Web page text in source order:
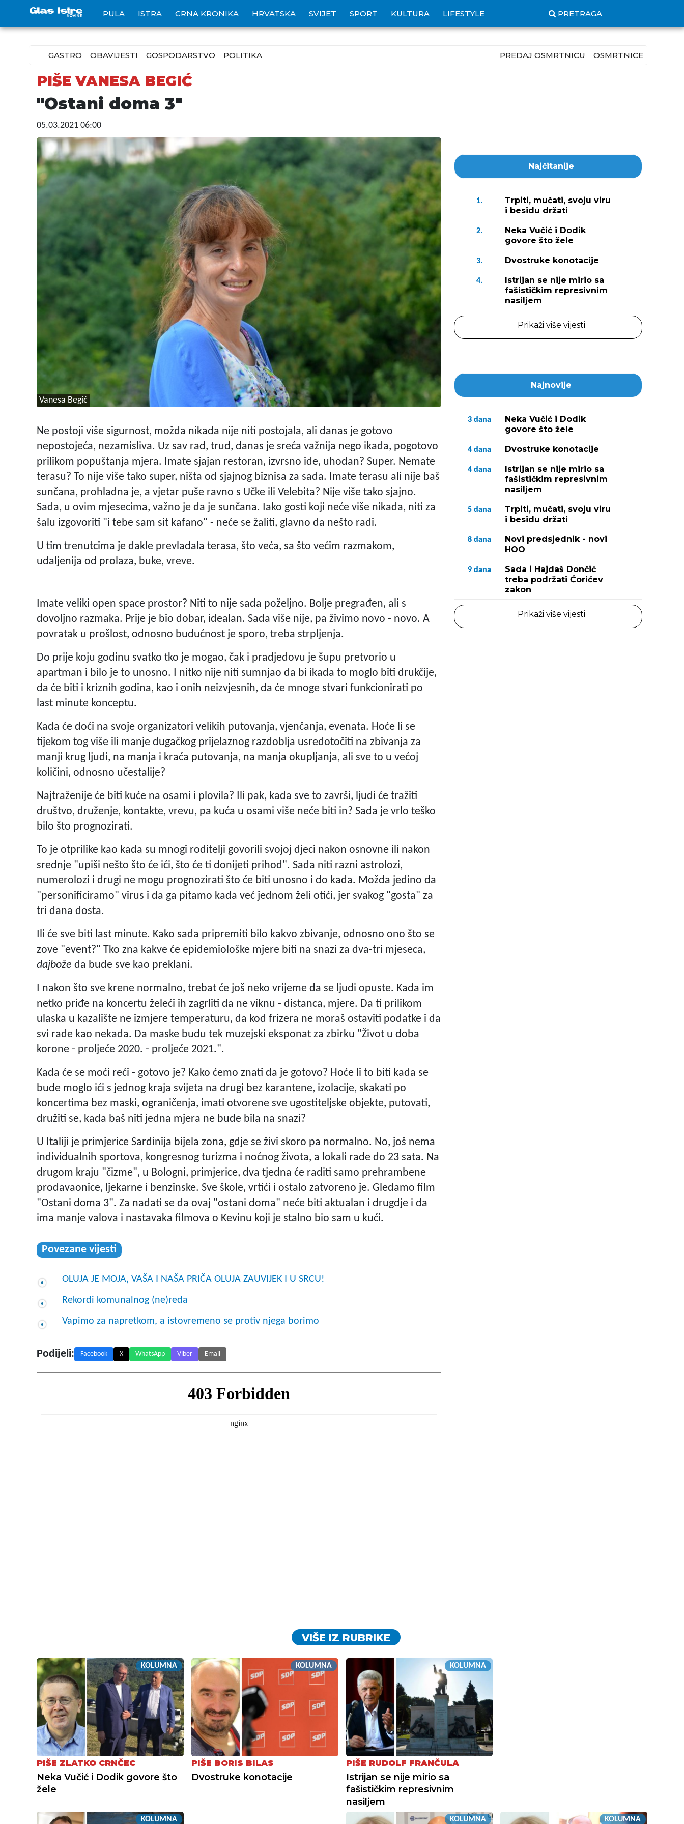
PULA ISTRA CRNA KRONIKA HRVATSKA SVIJET SPORT KULTURA LIFESTYLE PRETRAGA
GASTRO OBAVIJESTI GOSPODARSTVO POLITIKA PREDAJ OSMRTNICU OSMRTNICE
PIŠE VANESA BEGIĆ
"Ostani doma 3"
05.03.2021 06:00
Vanesa Begić
Ne postoji više sigurnost, možda nikada nije niti postojala, ali danas je gotovo
nepostojeća, nezamisliva. Uz sav rad, trud, danas je sreća važnija nego ikada, pogotovo
prilikom popuštanja mjera. Imate sjajan restoran, izvrsno ide, uhodan? Super. Nemate
terasu? To nije više tako super, ništa od sjajnog biznisa za sada. Imate terasu ali nije baš
sunčana, prohladna je, a vjetar puše ravno s Učke ili Velebita? Nije više tako sjajno.
Sada, u ovim mjesecima, važno je da je sunčana. Iako gosti koji neće više nikada, niti za
šalu izgovoriti "i tebe sam sit kafano" - neće se žaliti, glavno da nešto radi.
U tim trenutcima je dakle prevladala terasa, što veća, sa što većim razmakom,
udaljenija od prolaza, buke, vreve.
Imate veliki open space prostor? Niti to nije sada poželjno. Bolje pregrađen, ali s
dovoljno razmaka. Prije je bio dobar, idealan. Sada više nije, pa živimo novo - novo. A
povratak u prošlost, odnosno budućnost je sporo, treba strpljenja.
Do prije koju godinu svatko tko je mogao, čak i pradjedovu je šupu pretvorio u
apartman i bilo je to unosno. I nitko nije niti sumnjao da bi ikada to moglo biti drukčije,
da će biti i kriznih godina, kao i onih neizvjesnih, da će mnoge stvari funkcionirati po
last minute konceptu.
Kada će doći na svoje organizatori velikih putovanja, vjenčanja, evenata. Hoće li se
tijekom tog više ili manje dugačkog prijelaznog razdoblja usredotočiti na zbivanja za
manji krug ljudi, na manja i kraća putovanja, na manja okupljanja, ali sve to u većoj
količini, odnosno učestalije?
Najtraženije će biti kuće na osami i plovila? Ili pak, kada sve to završi, ljudi će tražiti
društvo, druženje, kontakte, vrevu, pa kuća u osami više neće biti in? Sada je vrlo teško
bilo što prognozirati.
To je otprilike kao kada su mnogi roditelji govorili svojoj djeci nakon osnovne ili nakon
srednje "upiši nešto što će ići, što će ti donijeti prihod". Sada niti razni astrolozi,
numerolozi i drugi ne mogu prognozirati što će biti unosno i do kada. Možda jedino da
"personificiramo" virus i da ga pitamo kada već jednom želi otići, jer svakog "gosta" za
tri dana dosta.
Ili će sve biti last minute. Kako sada pripremiti bilo kakvo zbivanje, odnosno ono što se
zove "event?" Tko zna kakve će epidemiološke mjere biti na snazi za dva-tri mjeseca,
dajbože da bude sve kao preklani.
I nakon što sve krene normalno, trebat će još neko vrijeme da se ljudi opuste. Kada im
netko priđe na koncertu želeći ih zagrliti da ne viknu - distanca, mjere. Da ti prilikom
ulaska u kazalište ne izmjere temperaturu, da kod frizera ne moraš ostaviti podatke i da
svi rade kao nekada. Da maske budu tek muzejski eksponat za zbirku "Život u doba
korone - proljeće 2020. - proljeće 2021.".
Kada će se moći reći - gotovo je? Kako ćemo znati da je gotovo? Hoće li to biti kada se
bude moglo ići s jednog kraja svijeta na drugi bez karantene, izolacije, skakati po
koncertima bez maski, ograničenja, imati otvorene sve ugostiteljske objekte, putovati,
družiti se, kada baš niti jedna mjera ne bude bila na snazi?
U Italiji je primjerice Sardinija bijela zona, gdje se živi skoro pa normalno. No, još nema
individualnih sportova, kongresnog turizma i noćnog života, a lokali rade do 23 sata. Na
drugom kraju "čizme", u Bologni, primjerice, dva tjedna će raditi samo prehrambene
prodavaonice, ljekarne i benzinske. Sve škole, vrtići i ostalo zatvoreno je. Gledamo film
"Ostani doma 3". Za nadati se da ovaj "ostani doma" neće biti aktualan i drugdje i da
ima manje valova i nastavaka filmova o Kevinu koji je stalno bio sam u kući.
Povezane vijesti
OLUJA JE MOJA, VAŠA I NAŠA PRIČA OLUJA ZAUVIJEK I U SRCU!
Rekordi komunalnog (ne)reda
Vapimo za napretkom, a istovremeno se protiv njega borimo
Podijeli: Facebook X WhatsApp Viber Email
Najčitanije
1.
Trpiti, mučati, svoju viru
i besidu držati
2.
Neka Vučić i Dodik
govore što žele
3. Dvostruke konotacije
4.
Istrijan se nije mirio sa
fašističkim represivnim
nasiljem
Prikaži više vijesti
Najnovije
3 dana
Neka Vučić i Dodik
govore što žele
4 dana Dvostruke konotacije
4 dana
Istrijan se nije mirio sa
fašističkim represivnim
nasiljem
5 dana
Trpiti, mučati, svoju viru
i besidu držati
8 dana
Novi predsjednik - novi
HOO
9 dana
Sada i Hajdaš Dončić
treba podržati Ćorićev
zakon
Prikaži više vijesti
VIŠE IZ RUBRIKE
KOLUMNA
PIŠE ZLATKO CRNČEC
Neka Vučić i Dodik govore što
žele
KOLUMNA
PIŠE BORIS BILAS
Dvostruke konotacije
KOLUMNA
PIŠE RUDOLF FRANČULA
Istrijan se nije mirio sa
fašističkim represivnim
nasiljem
KOLUMNA KOLUMNA KOLUMNA